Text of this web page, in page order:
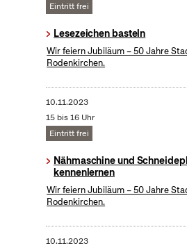
Eintritt frei
Lesezeichen basteln
Wir feiern Jubiläum – 50 Jahre
Rodenkirchen.
10.11.2023
15 bis 16 Uhr
Eintritt frei
Nähmaschine und
kennenlernen
Wir feiern Jubiläum – 50 Jahre
Rodenkirchen.
10.11.2023